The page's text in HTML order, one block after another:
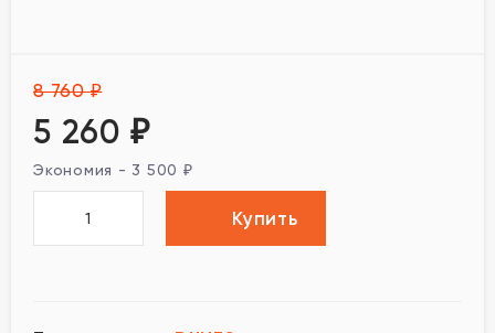
8 760₽
5 260 ₽
Экономия - 3 500 ₽
Купить